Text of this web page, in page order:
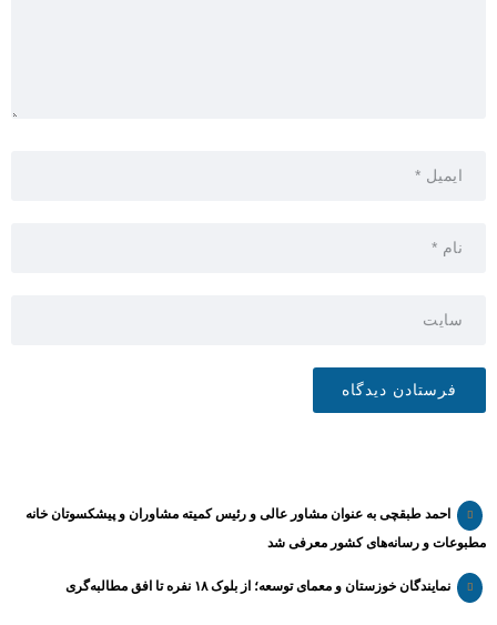
احمد طبقچی به عنوان مشاور عالی و رئیس کمیته مشاوران و پیشکسوتان خانه
مطبوعات و رسانه‌های کشور معرفی شد
نمایندگان خوزستان و معمای توسعه؛ از بلوک ۱۸ نفره تا افق مطالبه‌گری